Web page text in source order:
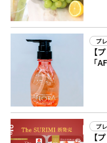
プ
【
「
プ
【